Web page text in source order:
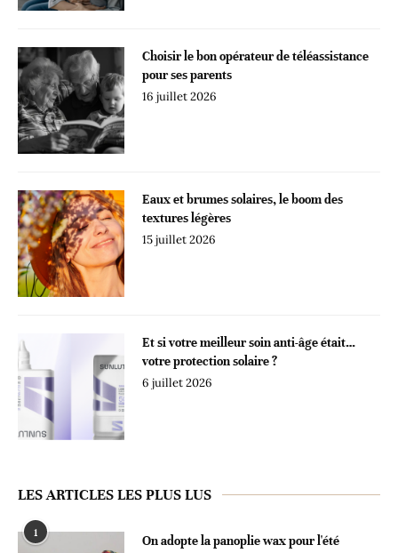
Choisir le bon opérateur de téléassistance
pour ses parents
16 juillet 2026
Eaux et brumes solaires, le boom des
textures légères
15 juillet 2026
Et si votre meilleur soin anti-âge était…
votre protection solaire ?
6 juillet 2026
LES ARTICLES LES PLUS LUS
1
On adopte la panoplie wax pour l'été